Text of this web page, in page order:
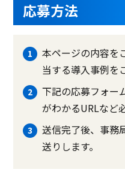
応募方法
本ページの内容を
当する導入事例を
下記の応募フォー
がわかるURLなど
送信完了後、事務
送りします。